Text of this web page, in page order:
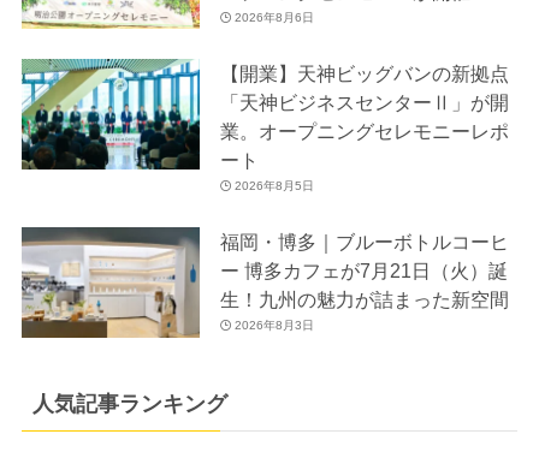
2026年8月6日
【開業】天神ビッグバンの新拠点
「天神ビジネスセンターⅡ」が開
業。オープニングセレモニーレポ
ート
2026年8月5日
福岡・博多｜ブルーボトルコーヒ
ー 博多カフェが7月21日（火）誕
生！九州の魅力が詰まった新空間
2026年8月3日
人気記事ランキング